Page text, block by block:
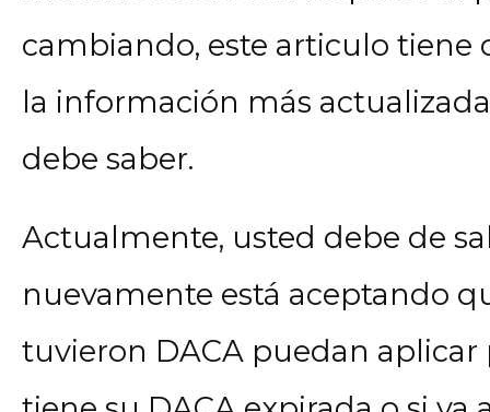
cambiando, este articulo
la información más
debe saber.
Actualmente, usted debe de
nuevamente está aceptando
tuvieron DACA puedan aplicar